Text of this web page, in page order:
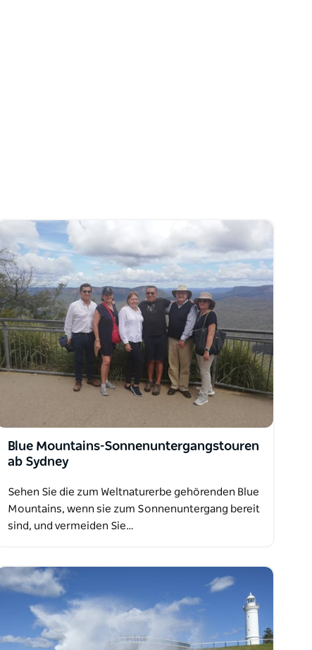
Blue Mountains-Sonnenuntergangstouren
ab Sydney
Sehen Sie die zum Weltnaturerbe gehörenden Blue
Mountains, wenn sie zum Sonnenuntergang bereit
sind, und vermeiden Sie…